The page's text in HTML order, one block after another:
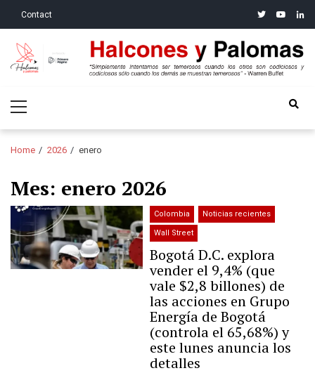
Contact twitteryoutube
Halcones y Palomas
Menu
Home 2026 enero
Mes: enero 2026
Colombia Noticias recientes
Wall Street
Bogotá D.C. explora
vender el 9,4% (que
vale $2,8 billones) de
las acciones en Grupo
Energía de Bogotá
(controla el 65,68%) y
este lunes anuncia los
detalles